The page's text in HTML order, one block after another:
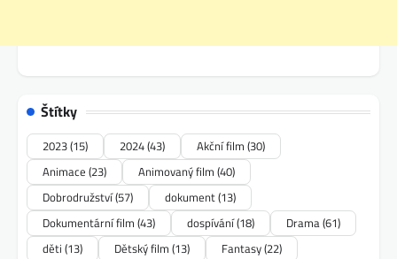
Štítky
2023(15) 2024(43) Akční film (30)
Animace (23) Animovaný film (40)
Dobrodružství(57) dokument(13)
Dokumentární film (43) dospívání(18) Drama(61)
děti (13) Dětský film (13) Fantasy(22)